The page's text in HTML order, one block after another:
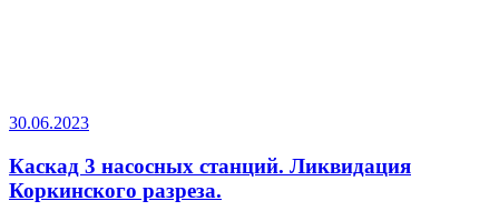
30.06.2023
Каскад 3 насосных станций. Ликвидация
Коркинского разреза.